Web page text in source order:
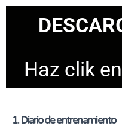
Haz clik
1. Diario de entrenamiento